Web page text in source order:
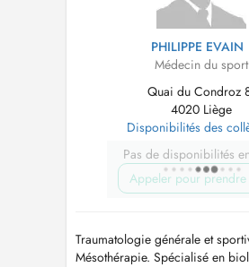
PHILIPPE EVAIN
Médecin du sport
Quai du Condroz
4020 Liège
Disponibilités des
Pas de disponibilités
Appeler pour prendre
Traumatologie générale et
Mésothérapie. Spécialisé en